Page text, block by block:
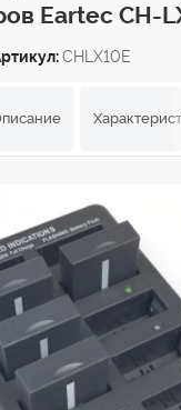
Eartec CH-
CHLX10E